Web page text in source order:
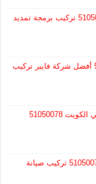
فني شبكات فايبر الكويت 51050078 تركيب برمجة تمديد
انترنت فايبر الكويت 51050078 أفضل شركة فايبر تركيب
فني متخصص شبكات إنترنت في الكويت 51050078
فني سماعات سقف الكويت 51050078 تركيب صيانة